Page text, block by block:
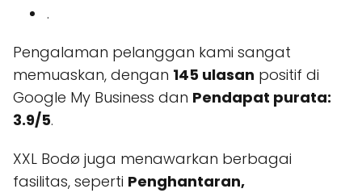
.
Pengalaman pelanggan kami sangat
memuaskan, dengan 145 ulasan positif di
Google My Business dan Pendapat purata:
3.9/5.
XXL Bodø juga menawarkan berbagai
fasilitas, seperti Penghantaran,